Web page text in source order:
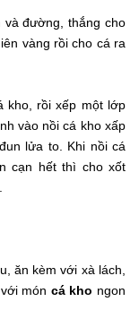
và đường, thắng cho
vàng rồi cho cá ra
kho, rồi xếp một lớp
vào nồi cá kho xấp
lửa to. Khi nồi cá
cạn hết thì cho xốt
ăn kèm với xà lách,
món cá kho ngon